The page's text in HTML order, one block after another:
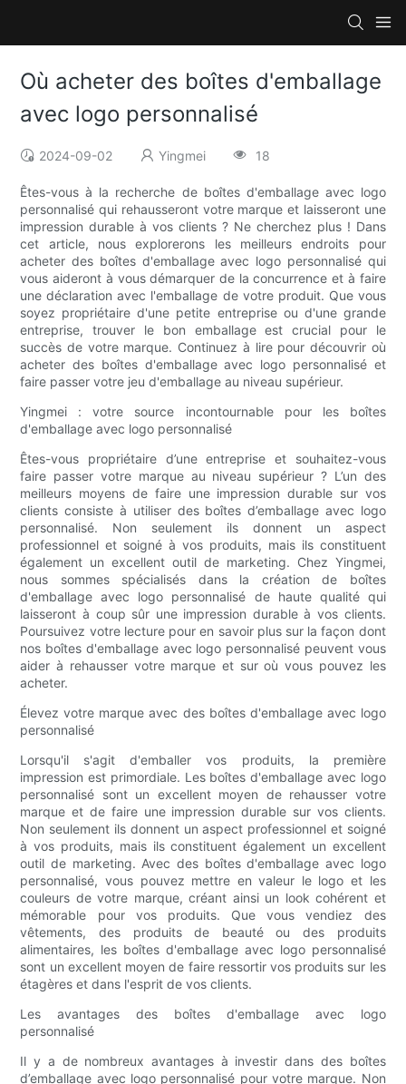
Où acheter des boîtes d'emballage
avec logo personnalisé
2024-09-02 Yingmei 18
Êtes-vous à la recherche de boîtes d'emballage avec logo
personnalisé qui rehausseront votre marque et laisseront une
impression durable à vos clients ? Ne cherchez plus ! Dans
cet article, nous explorerons les meilleurs endroits pour
acheter des boîtes d'emballage avec logo personnalisé qui
vous aideront à vous démarquer de la concurrence et à faire
une déclaration avec l'emballage de votre produit. Que vous
soyez propriétaire d'une petite entreprise ou d'une grande
entreprise, trouver le bon emballage est crucial pour le
succès de votre marque. Continuez à lire pour découvrir où
acheter des boîtes d'emballage avec logo personnalisé et
faire passer votre jeu d'emballage au niveau supérieur.
Yingmei : votre source incontournable pour les boîtes
d'emballage avec logo personnalisé
Êtes-vous propriétaire d’une entreprise et souhaitez-vous
faire passer votre marque au niveau supérieur ? L’un des
meilleurs moyens de faire une impression durable sur vos
clients consiste à utiliser des boîtes d’emballage avec logo
personnalisé. Non seulement ils donnent un aspect
professionnel et soigné à vos produits, mais ils constituent
également un excellent outil de marketing. Chez Yingmei,
nous sommes spécialisés dans la création de boîtes
d'emballage avec logo personnalisé de haute qualité qui
laisseront à coup sûr une impression durable à vos clients.
Poursuivez votre lecture pour en savoir plus sur la façon dont
nos boîtes d'emballage avec logo personnalisé peuvent vous
aider à rehausser votre marque et sur où vous pouvez les
acheter.
Élevez votre marque avec des boîtes d'emballage avec logo
personnalisé
Lorsqu'il s'agit d'emballer vos produits, la première
impression est primordiale. Les boîtes d'emballage avec logo
personnalisé sont un excellent moyen de rehausser votre
marque et de faire une impression durable sur vos clients.
Non seulement ils donnent un aspect professionnel et soigné
à vos produits, mais ils constituent également un excellent
outil de marketing. Avec des boîtes d'emballage avec logo
personnalisé, vous pouvez mettre en valeur le logo et les
couleurs de votre marque, créant ainsi un look cohérent et
mémorable pour vos produits. Que vous vendiez des
vêtements, des produits de beauté ou des produits
alimentaires, les boîtes d'emballage avec logo personnalisé
sont un excellent moyen de faire ressortir vos produits sur les
étagères et dans l'esprit de vos clients.
Les avantages des boîtes d'emballage avec logo
personnalisé
Il y a de nombreux avantages à investir dans des boîtes
d’emballage avec logo personnalisé pour votre marque. Non